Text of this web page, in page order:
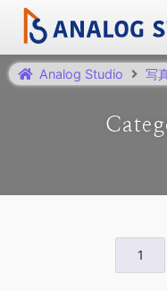
Analog Studio 写
1